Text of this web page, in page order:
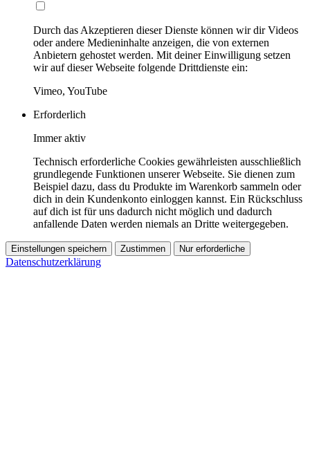
Durch das Akzeptieren dieser Dienste können wir dir Videos
oder andere Medieninhalte anzeigen, die von externen
Anbietern gehostet werden. Mit deiner Einwilligung setzen
wir auf dieser Webseite folgende Drittdienste ein:
Vimeo, YouTube
Erforderlich
Immer aktiv
Technisch erforderliche Cookies gewährleisten ausschließlich
grundlegende Funktionen unserer Webseite. Sie dienen zum
Beispiel dazu, dass du Produkte im Warenkorb sammeln oder
dich in dein Kundenkonto einloggen kannst. Ein Rückschluss
auf dich ist für uns dadurch nicht möglich und dadurch
anfallende Daten werden niemals an Dritte weitergegeben.
Einstellungen speichern Zustimmen Nur erforderliche
Datenschutzerklärung